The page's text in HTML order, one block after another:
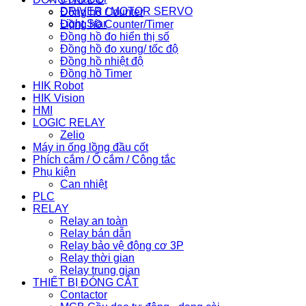
DRIVER / MOTOR SERVO
Light Star
Đồng hồ Counter
Đồng hồ Counter/Timer
Đồng hồ đo hiển thị số
Đồng hồ đo xung/ tốc độ
Đồng hồ nhiệt độ
Đồng hồ Timer
HIK Robot
HIK Vision
HMI
LOGIC RELAY
Zelio
Máy in ống lồng đầu cốt
Phích cắm / Ổ cắm / Công tắc
Phụ kiện
Can nhiệt
PLC
RELAY
Relay an toàn
Relay bán dẫn
Relay bảo vệ động cơ 3P
Relay thời gian
Relay trung gian
THIẾT BỊ ĐÓNG CẮT
Contactor